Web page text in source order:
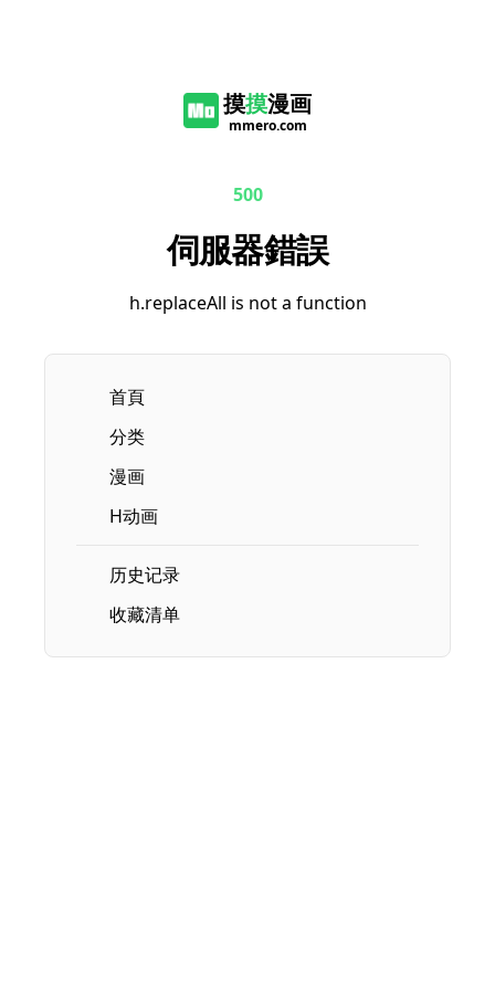
摸摸漫画
mmero.com
500
伺服器錯誤
h.replaceAll is not a function
首頁
分类
漫画
H动画
历史记录
收藏清单